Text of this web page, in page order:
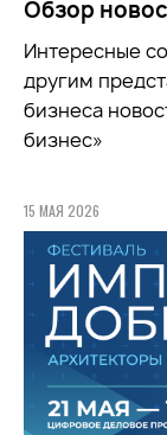
Обзор
Интересные
другим
бизнеса
бизнес»
15 МАЯ 2026